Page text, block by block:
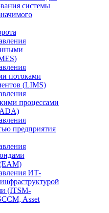
системы
потоками
(LIMS)
процессами
предприятия
ИТ-
(ITSM-
Asset